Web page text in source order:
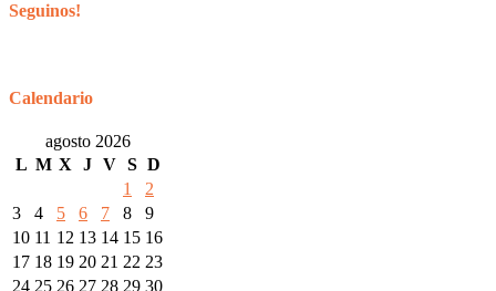
Seguinos!
Calendario
agosto 2026
L M X J V S D
1
2
3
4 5 6 7 8
9
10 11 12 13 14 15 16
17 18 19 20 21 22 23
24 25 26 27 28 29 30